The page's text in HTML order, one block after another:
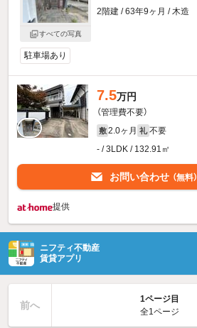
すべての写真
2階建 / 63年9ヶ月 / 木造
駐車場あり
7.5万円
（管理費不要）
敷 2.0ヶ月 礼 不要
- / 3LDK / 132.91㎡
お問い合わせ （無料）
提供
ニフティ不動産
賃貸アプリ
前へ
1ページ目
全1ページ